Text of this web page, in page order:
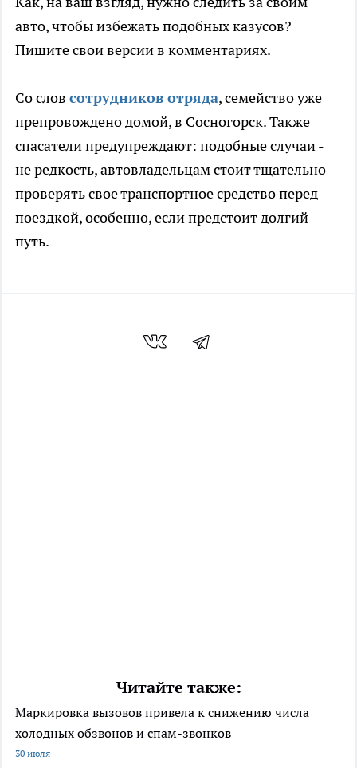
авто, чтобы избежать подобных казусов?
Пишите свои версии в комментариях.
Со слов сотрудников отряда, семейство уже
препровождено домой, в Сосногорск. Также
спасатели предупреждают: подобные случаи -
не редкость, автовладельцам стоит тщательно
проверять свое транспортное средство перед
поездкой, особенно, если предстоит долгий
путь.
Читайте также:
Маркировка вызовов привела к снижению числа
холодных обзвонов и спам-звонков
30 июля